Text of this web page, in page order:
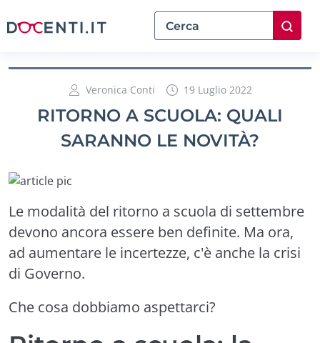
Veronica Conti 19 Luglio 2022
RITORNO A SCUOLA: QUALI
SARANNO LE NOVITÀ?
Le modalità del ritorno a scuola di settembre
devono ancora essere ben definite. Ma ora,
ad aumentare le incertezze, c'è anche la crisi
di Governo.
Che cosa dobbiamo aspettarci?